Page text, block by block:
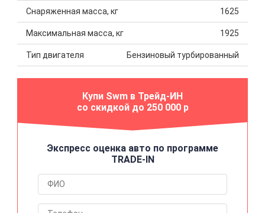
Снаряженная масса, кг 1625
Максимальная масса, кг 1925
Тип двигателя Бензиновый турбированный
Купи Swm в Трейд-ИН
со скидкой до 250 000 р
Экспресс оценка авто по программе
TRADE-IN